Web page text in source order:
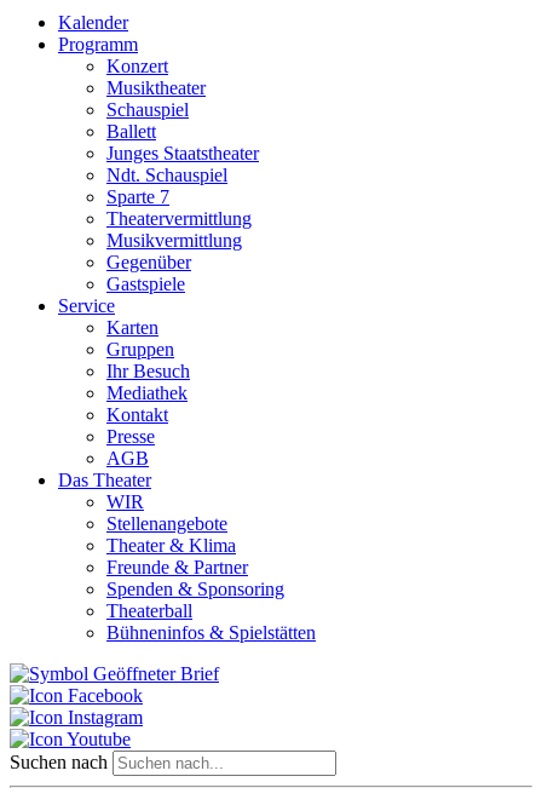
Kalender
Programm
Konzert
Musiktheater
Schauspiel
Ballett
Junges Staatstheater
Ndt. Schauspiel
Sparte 7
Theatervermittlung
Musikvermittlung
Gegenüber
Gastspiele
Service
Karten
Gruppen
Ihr Besuch
Mediathek
Kontakt
Presse
AGB
Das Theater
WIR
Stellenangebote
Theater & Klima
Freunde & Partner
Spenden & Sponsoring
Theaterball
Bühneninfos & Spielstätten
Suchen nach